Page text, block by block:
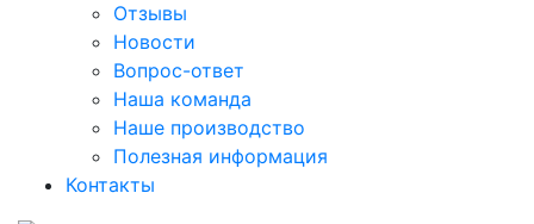
Отзывы
Новости
Вопрос-ответ
Наша команда
Наше производство
Полезная информация
Контакты